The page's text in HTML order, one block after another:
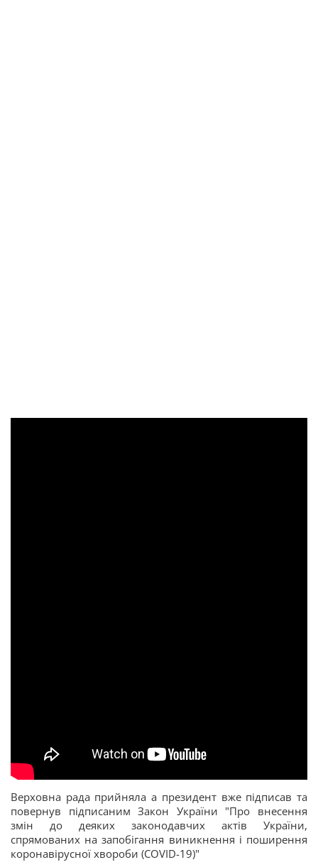
Верховна рада прийняла а президент вже підписав та
повернув підписаним Закон України "Про внесення
змін до деяких законодавчих актів України,
спрямованих на запобігання виникнення і поширення
коронавірусної хвороби (COVID-19)"